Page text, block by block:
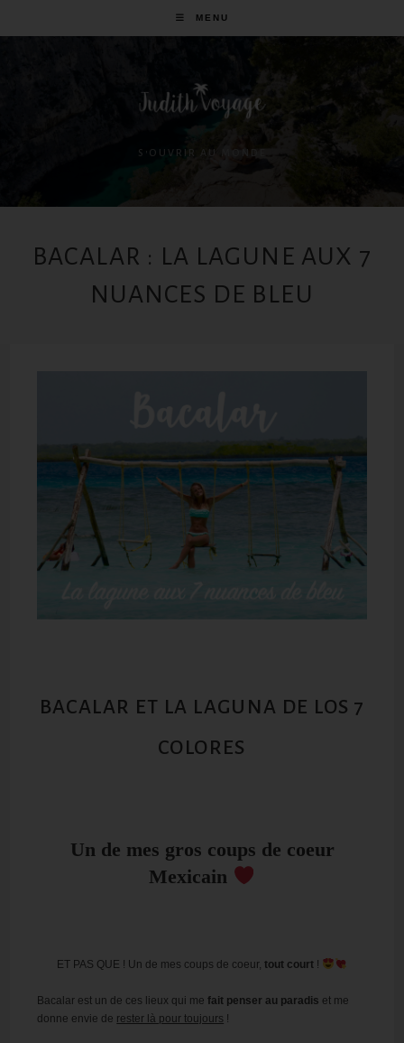
MENU
S'OUVRIR AU MONDE
BACALAR : LA LAGUNE AUX 7
NUANCES DE BLEU
BACALAR ET LA LAGUNA DE LOS 7
COLORES
Un de mes gros coups de coeur
Mexicain
ET PAS QUE ! Un de mes coups de coeur,tout court !
Bacalar est un de ces lieux qui mefait penser au paradis et me
donne envie de rester là pour toujours !